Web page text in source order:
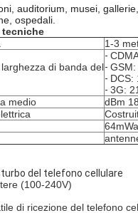
auditorium, musei,
ospedali.
tecniche
1-3
di banda del
-
-
- DCS:
- 3G:
medio
dBm 18
del telefono cellulare
(100-240V)